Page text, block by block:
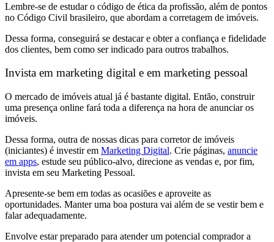
Lembre-se de estudar o código de ética da profissão, além de pontos
no Código Civil brasileiro, que abordam a corretagem de imóveis.
Dessa forma, conseguirá se destacar e obter a confiança e fidelidade
dos clientes, bem como ser indicado para outros trabalhos.
Invista em marketing digital e em marketing pessoal
O mercado de imóveis atual já é bastante digital. Então, construir
uma presença online fará toda a diferença na hora de anunciar os
imóveis.
Dessa forma, outra de nossas dicas para corretor de imóveis
(iniciantes) é investir em Marketing Digital. Crie páginas, anuncie
em apps, estude seu público-alvo, direcione as vendas e, por fim,
invista em seu Marketing Pessoal.
Apresente-se bem em todas as ocasiões e aproveite as
oportunidades. Manter uma boa postura vai além de se vestir bem e
falar adequadamente.
Envolve estar preparado para atender um potencial comprador a